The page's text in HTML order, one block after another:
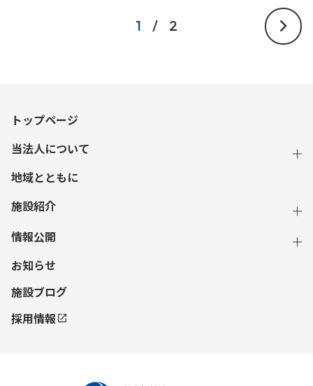
1 / 2
トップページ
当法人について
地域とともに
施設紹介
情報公開
お知らせ
施設ブログ
採用情報